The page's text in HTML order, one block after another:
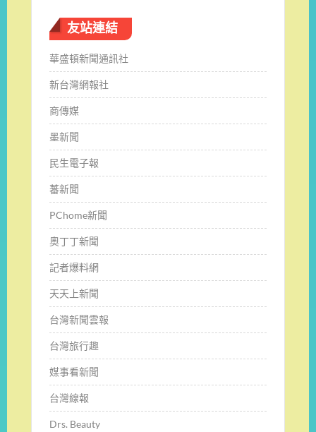
友站連結
華盛頓新聞通訊社
新台灣網報社
商傳媒
墨新聞
民生電子報
蕃新聞
PChome新聞
奧丁丁新聞
記者爆料網
天天上新聞
台灣新聞雲報
台灣旅行趣
媒事看新聞
台灣線報
Drs. Beauty